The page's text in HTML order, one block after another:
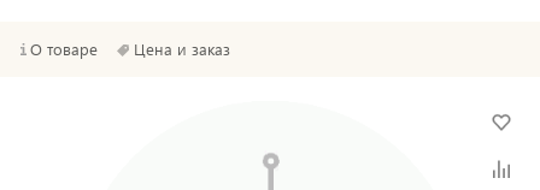
О товаре Цена и заказ